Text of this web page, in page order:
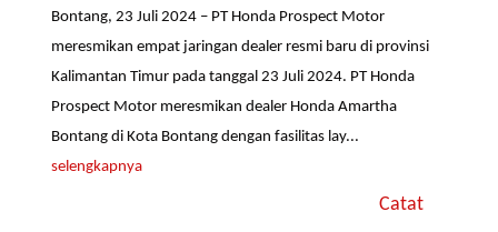
Bontang, 23 Juli 2024 – PT Honda Prospect Motor
meresmikan empat jaringan dealer resmi baru di provinsi
Kalimantan Timur pada tanggal 23 Juli 2024. PT Honda
Prospect Motor meresmikan dealer Honda Amartha
Bontang di Kota Bontang dengan fasilitas lay...
selengkapnya
Catat